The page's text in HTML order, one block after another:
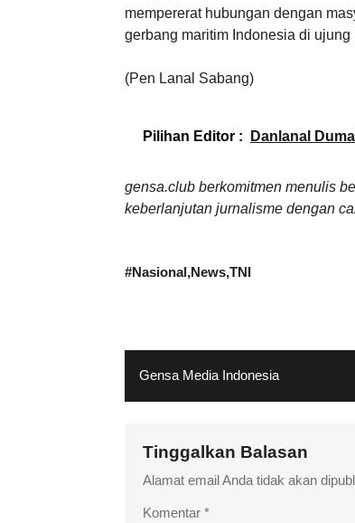
mempererat hubungan dengan
gerbang maritim Indonesia di ujung
(Pen Lanal Sabang)
Pilihan Editor : Danlanal
gensa.club berkomitmen menulis
keberlanjutan jurnalisme dengan
#Nasional News TNI
Gensa Media Indonesia
Tinggalkan Balasan
Alamat email Anda tidak akan
Komentar *